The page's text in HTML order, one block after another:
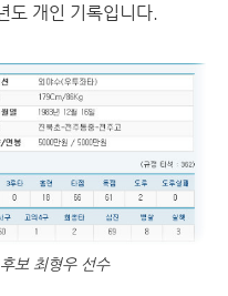
도 개인 기록입니다.
보 최형우 선수